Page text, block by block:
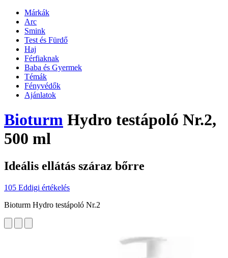
Márkák
Arc
Smink
Test és Fürdő
Haj
Férfiaknak
Baba és Gyermek
Témák
Fényvédők
Ajánlatok
Bioturm Hydro testápoló Nr.2,
500 ml
Ideális ellátás száraz bőrre
105 Eddigi értékelés
Bioturm Hydro testápoló Nr.2